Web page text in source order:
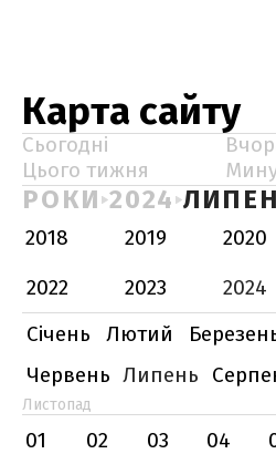
Карта сайту
Сьогодні
Цього тижня
РОКИ 2024
2018 2019 2020
2022
2023
2024
Січень
Лютий
Червень Липень
Листопад
01 02 03 04